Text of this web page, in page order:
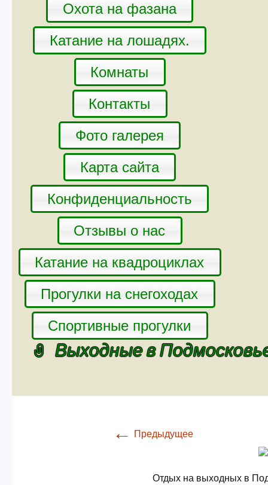
Охота на фазана
Катание на лошадях.
Комнаты
Контакты
Фото галерея
Карта сайта
Конфиденциальность
Отзывы о нас
Катание на квадроциклах
Прогулки на снегоходах
Спортивные прогулки
Выходные в
← Предыдущее
Отдых на выходных в